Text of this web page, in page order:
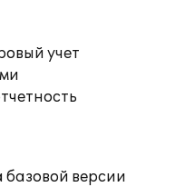
учет
версии